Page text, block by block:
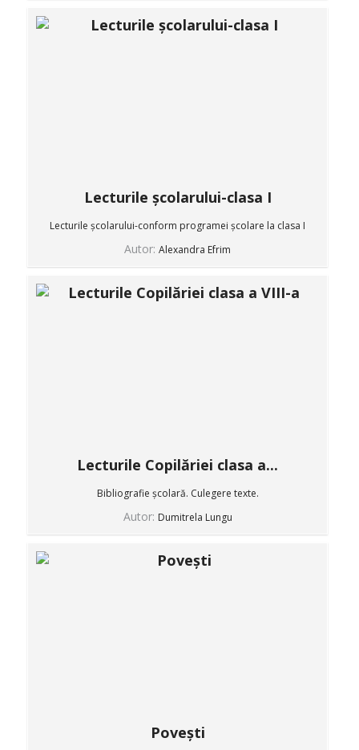
Lecturile școlarului-clasa I
Lecturile școlarului-conform programei școlare la clasa I
Autor: Alexandra Efrim
Lecturile Copilăriei clasa a...
Bibliografie școlară. Culegere texte.
Autor: Dumitrela Lungu
Povești